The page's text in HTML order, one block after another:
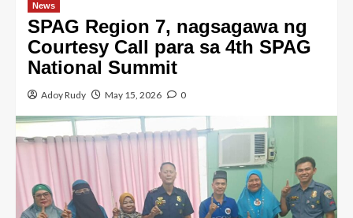
News
SPAG Region 7, nagsagawa ng
Courtesy Call para sa 4th SPAG
National Summit
Adoy Rudy May 15, 2026 0